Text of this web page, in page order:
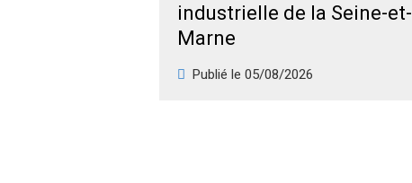
industrielle de la Seine-et-
Marne
Publié le 05/08/2026